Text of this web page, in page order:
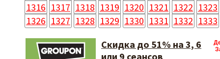
1316 1317 1318 1319 1320 1321 1322 1323
1326 1327 1328 1329 1330 1331 1332 1333
Скидка до 51% на 3, 6
или 9 сеансов